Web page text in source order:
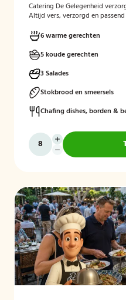
Catering De Gelegenheid
Altijd vers, verzorgd en
6 warme gerechten
5 koude gerechten
3 Salades
Stokbrood en smeersels
Chafing dishes, borden &